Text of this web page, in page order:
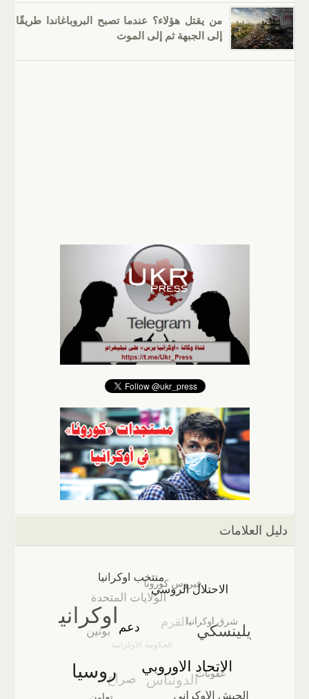
من يقتل هؤلاء؟ عندما تصبح البروباغاندا طريقًا
إلى الجبهة ثم إلى الموت
دليل العلامات